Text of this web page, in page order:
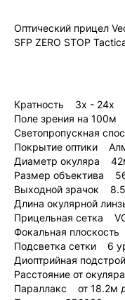
Оптический прицел
SFP ZERO STOP
Кратность 3x - 24x
Поле зрения на 100м
Светопропускная
Покрытие оптики
Диаметр окуляра
Размер объектива
Выходной зрачок
Длина окулярной
Прицельная сетка
Фокальная
Подсветка сетки 6
Диоптрийная
Расстояние от
Параллакс от 18.2м